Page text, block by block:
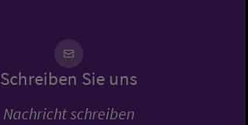
Schreiben Sie uns
Nachricht schreiben